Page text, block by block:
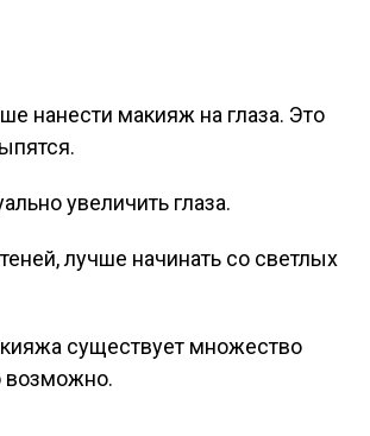
нанести макияж на глаза. Это
увеличить глаза.
лучше начинать со светлых
существует множество
возможно.